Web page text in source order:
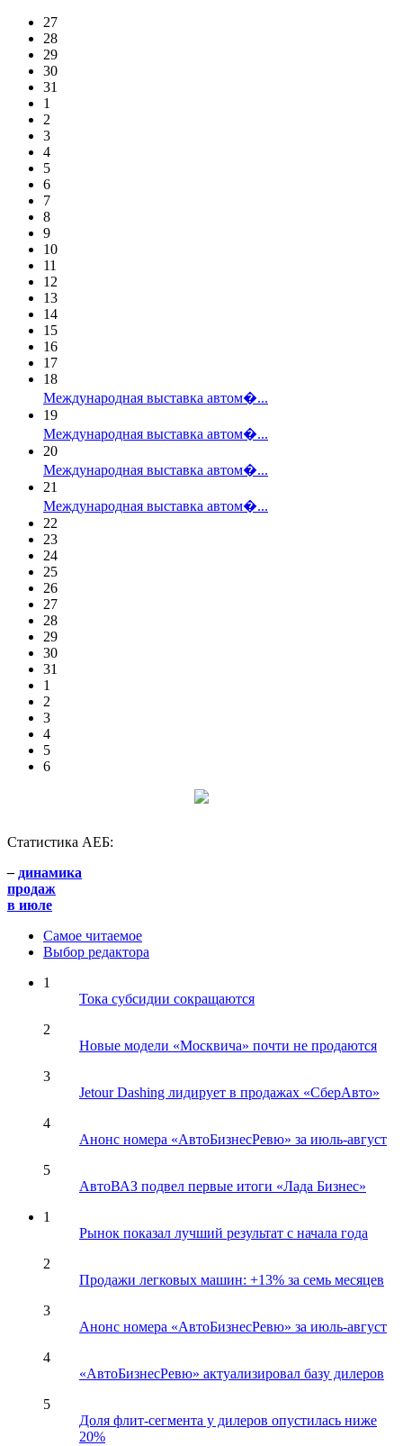
27
28
29
30
31
1
2
3
4
5
6
7
8
9
10
11
12
13
14
15
16
17
18
Международная выставка автом�...
19
Международная выставка автом�...
20
Международная выставка автом�...
21
Международная выставка автом�...
22
23
24
25
26
27
28
29
30
31
1
2
3
4
5
6
Статистика АЕБ:
– динамика
продаж
в июле
Самое читаемое
Выбор редактора
1
Тока субсидии сокращаются
2
Новые модели «Москвича» почти не продаются
3
Jetour Dashing лидирует в продажах «СберАвто»
4
Анонс номера «АвтоБизнесРевю» за июль-август
5
АвтоВАЗ подвел первые итоги «Лада Бизнес»
1
Рынок показал лучший результат с начала года
2
Продажи легковых машин: +13% за семь месяцев
3
Анонс номера «АвтоБизнесРевю» за июль-август
4
«АвтоБизнесРевю» актуализировал базу дилеров
5
Доля флит-сегмента у дилеров опустилась ниже
20%